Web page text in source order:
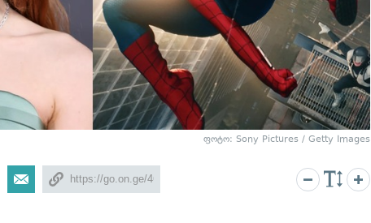
ფოტო: Sony Pictures / Getty Images